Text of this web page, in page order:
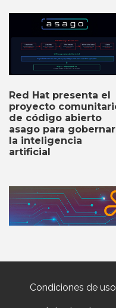
Red Hat presenta el
proyecto
de código abierto
asago para gobernar
la inteligencia
artificial
Condiciones de uso